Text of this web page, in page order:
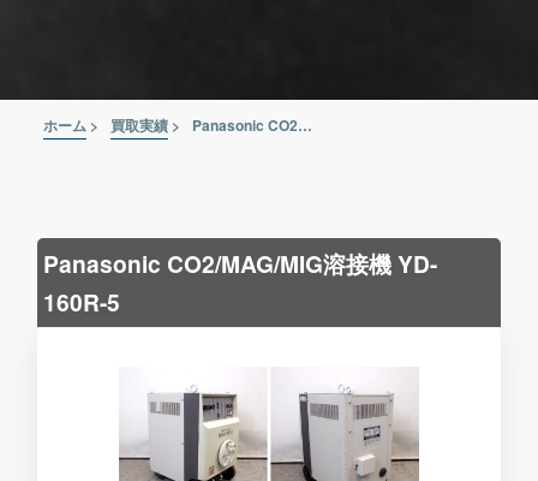
ホーム > 買取実績 > Panasonic CO2/MAG/MIG溶接機 YD-160R-5
Panasonic CO2/MAG/MIG溶接機 YD-
160R-5